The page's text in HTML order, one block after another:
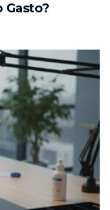
Gasto?